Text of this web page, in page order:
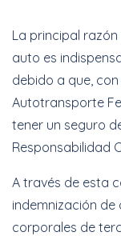
La principal
auto es
debido a que,
Autotransporte
tener un seguro
Responsabilidad
A través de esta
indemnización de
corporales de